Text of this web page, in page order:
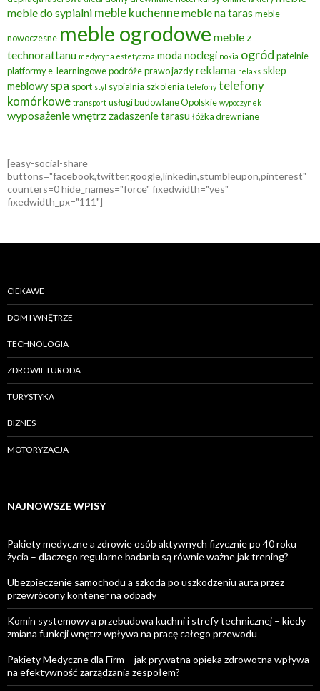
meble do sypialni meble kuchennemeble na taras meble
nowoczesne meble ogrodowe meble z
technorattanu medycyna estetyczna moda noclegi nokia ogród patelnie
platformy e-learningowepodróżeprawo jazdyreklama relaks sklep
meblowy spa sport styl sypialnia szkolenia telefony telefony
komórkowe transport usługi budowlane Opolskie wypoczynek
wyposażenie wnętrz zadaszenie tarasu łóżka drewniane
[easy-social-share
buttons="facebook,twitter,google,linkedin,stumbleupon,pinterest"
counters=0 hide_names="force" fixedwidth="yes"
fixedwidth_px="111"]
CIEKAWE
DOM I WNĘTRZE
TECHNOLOGIA
ZDROWIE I URODA
TURYSTYKA
BIZNES
MOTORYZACJA
NAJNOWSZE WPISY
Pakiety medyczne a zdrowie osób aktywnych fizycznie po 40 roku
życia – dlaczego regularne badania są równie ważne jak trening?
Ubezpieczenie samochodu a szkoda po uszkodzeniu auta przez
przewrócony kontener na odpady
Komin systemowy a przebudowa kuchni i strefy technicznej – kiedy
zmiana funkcji wnętrz wpływa na pracę całego przewodu
Pakiety Medyczne dla Firm – jak prywatna opieka zdrowotna wpływa
na efektywność zarządzania zespołem?